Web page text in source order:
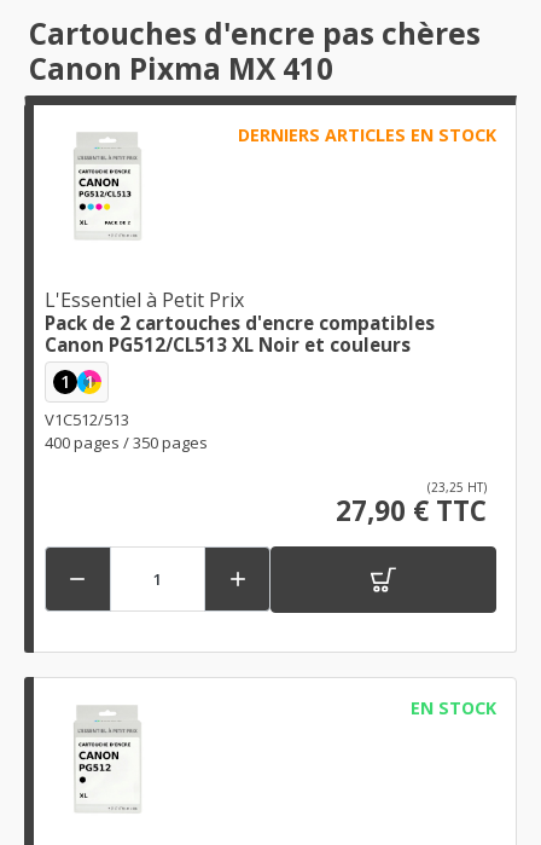
Cartouches d'encre pas chères
Canon Pixma MX 410
DERNIERS ARTICLES EN STOCK
L'Essentiel à Petit Prix
Pack de 2 cartouches d'encre compatibles
Canon PG512/CL513 XL Noir et couleurs
1 1
V1C512/513
400 pages / 350 pages
(23,25 HT)
27,90 € TTC
 
EN STOCK